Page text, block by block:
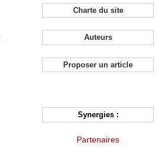
Charte du site
Auteurs
Proposer un article
Synergies :
Partenaires